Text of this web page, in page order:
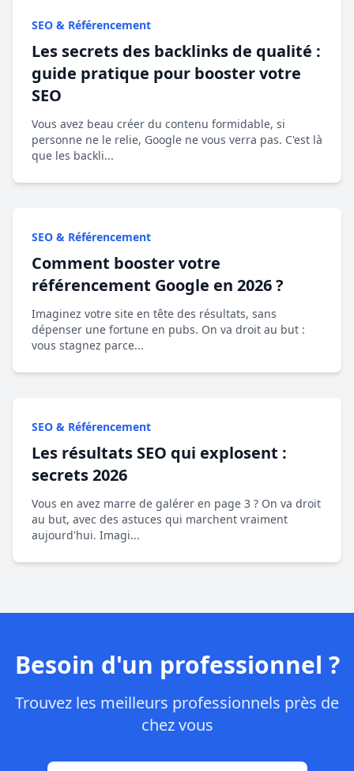
SEO & Référencement
Les secrets des backlinks de qualité :
guide pratique pour booster votre
SEO
Vous avez beau créer du contenu formidable, si
personne ne le relie, Google ne vous verra pas. C'est là
que les backli...
SEO & Référencement
Comment booster votre
référencement Google en 2026 ?
Imaginez votre site en tête des résultats, sans
dépenser une fortune en pubs. On va droit au but :
vous stagnez parce...
SEO & Référencement
Les résultats SEO qui explosent :
secrets 2026
Vous en avez marre de galérer en page 3 ? On va droit
au but, avec des astuces qui marchent vraiment
aujourd'hui. Imagi...
Besoin d'un professionnel ?
Trouvez les meilleurs professionnels près de
chez vous